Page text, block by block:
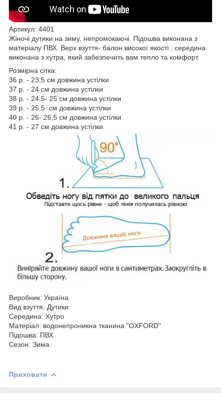
Артикул: 4401
Жіночі дутики на зиму, непромокаючі. Підошва виконана з
матеріалу ПВХ. Верх взуття- балон високої якості , середина
виконана з хутра, який забезпечить вам тепло та комфорт.
Розмірна сітка:
36 р. - 23,5 см довжина устілки
37 р. - 24 см довжина устілки
38 р. - 24,5- 25 см довжина устілки
39 р. - 25,5 см довжина устілки
40 р. - 26- 26,5 см довжина устілки
41 р. - 27 см довжина устілки
Виробник: Україна
Вид взуття: Дутики
Середина: Хутро
Матеріал: водонепроникна тканина "OXFORD"
Підошва: ПВХ
Сезон: Зима
Приховати